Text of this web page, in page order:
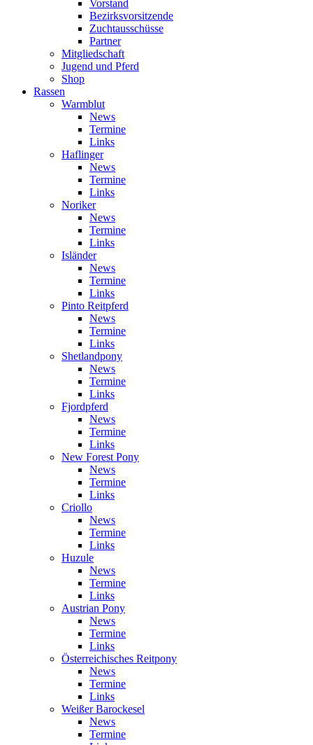
Vorstand
Bezirksvorsitzende
Zuchtausschüsse
Partner
Mitgliedschaft
Jugend und Pferd
Shop
Rassen
Warmblut
News
Termine
Links
Haflinger
News
Termine
Links
Noriker
News
Termine
Links
Isländer
News
Termine
Links
Pinto Reitpferd
News
Termine
Links
Shetlandpony
News
Termine
Links
Fjordpferd
News
Termine
Links
New Forest Pony
News
Termine
Links
Criollo
News
Termine
Links
Huzule
News
Termine
Links
Austrian Pony
News
Termine
Links
Österreichisches Reitpony
News
Termine
Links
Weißer Barockesel
News
Termine